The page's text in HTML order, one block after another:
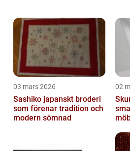
populärt bland
erbjuder ett bek...
03 mars 2026
Sashiko japanskt broderi
som förenar tradition och
modern sömnad
02